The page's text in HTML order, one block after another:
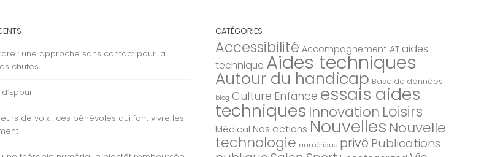
: une approche sans contact pour la
chutes
d’Eppur
de voix : ces bénévoles qui font vivre les
CATÉGORIES
Accessibilité Accompagnement AT aides
technique Aides techniques
Autour du handicap Base de données
blog Culture Enfance essais aides
techniques Innovation Loisirs
Médical Nos actions Nouvelles Nouvelle
technologie numérique privé Publications